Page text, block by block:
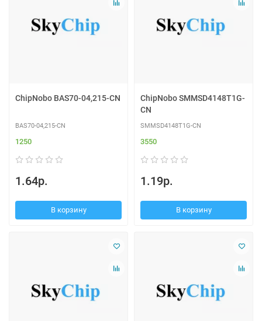
ChipNobo BAS70-04,215-CN
BAS70-04,215-CN
1250
1.64р.
В корзину
ChipNobo SMMSD4148T1G-
CN
SMMSD4148T1G-CN
3550
1.19р.
В корзину